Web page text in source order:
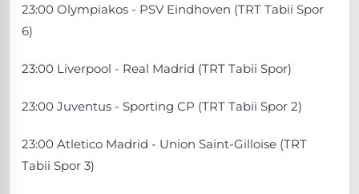
23:00 Olympiakos - PSV Eindhoven (TRT Tabii Spor
6)
23:00 Liverpool - Real Madrid (TRT Tabii Spor)
23:00 Juventus - Sporting CP (TRT Tabii Spor 2)
23:00 Atletico Madrid - Union Saint-Gilloise (TRT
Tabii Spor 3)